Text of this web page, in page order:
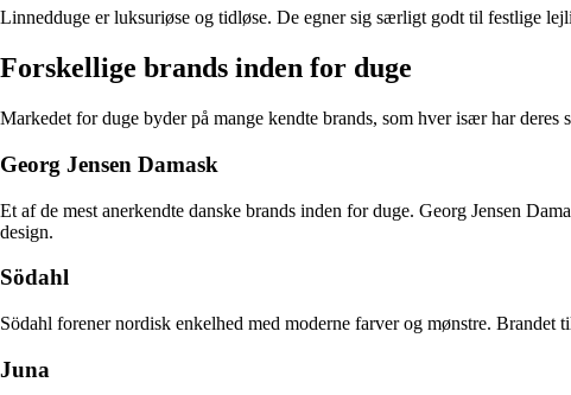
Linnedduge er luksuriøse og tidløse. De egner sig særligt godt til festlige
Forskellige brands inden for duge
Markedet for duge byder på mange kendte brands, som hver især har
Georg Jensen Damask
Et af de mest anerkendte danske brands inden for duge. Georg Jensen
design.
Södahl
Södahl forener nordisk enkelhed med moderne farver og mønstre.
Juna